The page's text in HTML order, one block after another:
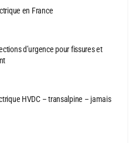
en France
d’urgence pour fissures et
HVDC – transalpine – jamais